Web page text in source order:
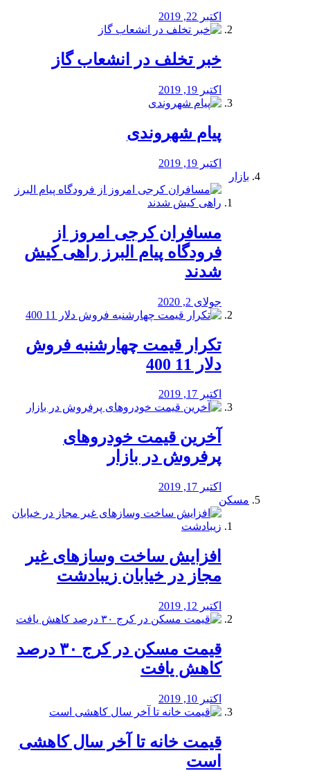
اکتبر 22, 2019
خبر تخلف در انشعاب گاز
اکتبر 19, 2019
پیام شهروندی
اکتبر 19, 2019
بازار
مسافران کرجی امروز از
فرودگاه پیام البرز راهی کیش
شدند
جولای 2, 2020
تکرار قیمت چهارشنبه فروش
دلار 11 400
اکتبر 17, 2019
آخرین قیمت خودرو‌های
پرفروش در بازار
اکتبر 17, 2019
مسکن
افزایش ساخت وسازهای غیر
مجاز در خیابان زیبادشت
اکتبر 12, 2019
️قیمت مسکن در کرج ۳۰ درصد
کاهش یافت
اکتبر 10, 2019
قیمت خانه تا آخر سال کاهشی
است